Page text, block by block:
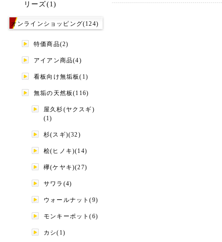
リーズ(1)
オンラインショッピング(124)
特価商品(2)
アイアン商品(4)
看板向け無垢板(1)
無垢の天然板(116)
屋久杉(ヤクスギ)
(1)
杉(スギ)(32)
桧(ヒノキ)(14)
欅(ケヤキ)(27)
サワラ(4)
ウォールナット(9)
モンキーポット(6)
カシ(1)